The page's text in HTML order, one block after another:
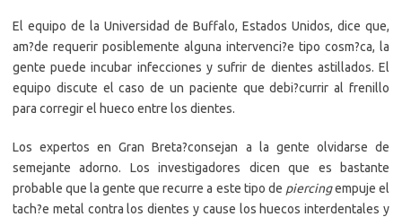
El equipo de la Universidad de Buffalo, Estados Unidos, dice que,
am?de requerir posiblemente alguna intervenci?e tipo cosm?ca, la
gente puede incubar infecciones y sufrir de dientes astillados. El
equipo discute el caso de un paciente que debi?currir al frenillo
para corregir el hueco entre los dientes.
Los expertos en Gran Breta?consejan a la gente olvidarse de
semejante adorno. Los investigadores dicen que es bastante
probable que la gente que recurre a este tipo de piercingempuje el
tach?e metal contra los dientes y cause los huecos interdentales y